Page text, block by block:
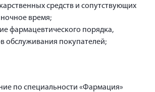
средств и сопутствующих
время;
фармацевтического порядка,
обслуживания покупателей;
по специальности «Фармация»